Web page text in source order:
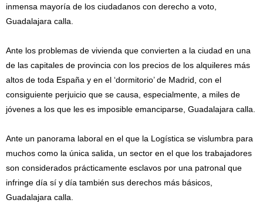
inmensa mayoría de los ciudadanos con derecho a voto,
Guadalajara calla.
Ante los problemas de vivienda que convierten a la ciudad en una
de las capitales de provincia con los precios de los alquileres más
altos de toda España y en el ‘dormitorio’ de Madrid, con el
consiguiente perjuicio que se causa, especialmente, a miles de
jóvenes a los que les es imposible emanciparse, Guadalajara calla.
Ante un panorama laboral en el que la Logística se vislumbra para
muchos como la única salida, un sector en el que los trabajadores
son considerados prácticamente esclavos por una patronal que
infringe día sí y día también sus derechos más básicos,
Guadalajara calla.